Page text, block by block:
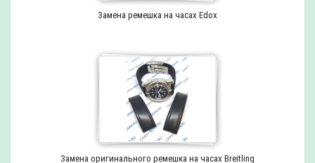
Замена ремешка на часах Edox
Замена оригинального ремешка на часах Breitling